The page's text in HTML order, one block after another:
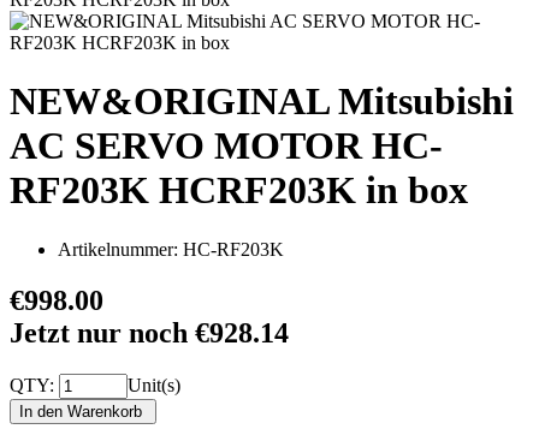
NEW&ORIGINAL Mitsubishi
AC SERVO MOTOR HC-
RF203K HCRF203K in box
Artikelnummer: HC-RF203K
€998.00
Jetzt nur noch €928.14
QTY: Unit(s)